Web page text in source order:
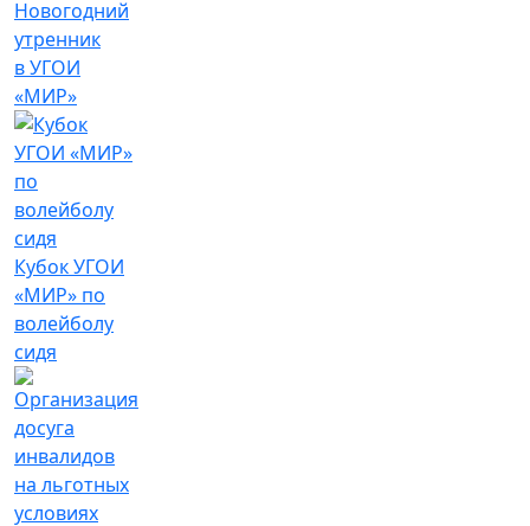
Новогодний
утренник
в УГОИ
«МИР»
Кубок УГОИ
«МИР» по
волейболу
сидя